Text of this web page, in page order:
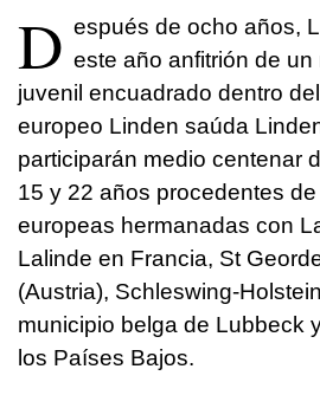
D espués de ocho años,
este año anfitrión de
juvenil encuadrado dentro
europeo Linden saúda
participarán medio centenar
15 y 22 años procedentes
europeas hermanadas con
Lalinde en Francia, St
(Austria), Schleswing-
municipio belga de Lubbeck
los Países Bajos.